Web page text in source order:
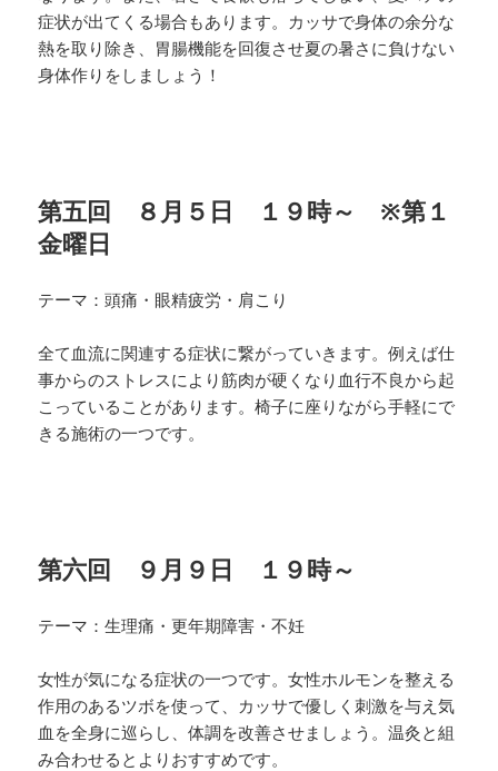
症状が出てくる場合もあります。カッサで身体の余分な
熱を取 り除き、胃腸機能を回復させ夏の暑さに負けない
身体作り をしましょう！
第五回 ８月５日 １９時～ ※第１
金曜日
テーマ：頭痛・眼精疲労・肩こり
全て血流に関連する症状に繋がっていきます。例えば仕
事からのストレスにより筋肉が硬くなり血行不良から起
こっていることがあります。椅子に座りながら手軽にで
きる施術の一つです。
第六回 ９月９日 １９時～
テーマ：生理痛・更年期障害・不妊
女性が気になる症状の一つです。女性ホルモンを整える
作用のあるツボを使って、カッサで優しく刺激を与え気
血を全身に巡らし、体調を改善させましょう。温灸と組
み合わせるとよりおすすめです。